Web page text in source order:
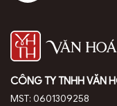
CÔNG TY TNHH VĂN
MST: 0601309258